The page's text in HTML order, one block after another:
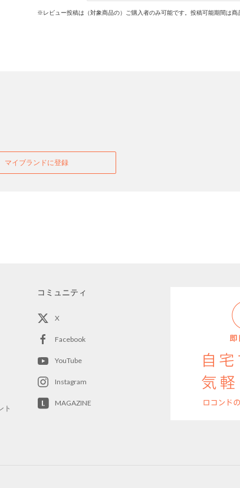
※レビュー投稿は（対象商品の）ご購入者のみ可能です。投稿可能期間は
マイブランドに登録
ト
コミュニティ
X
Facebook
YouTube
Instagram
MAGAZINE